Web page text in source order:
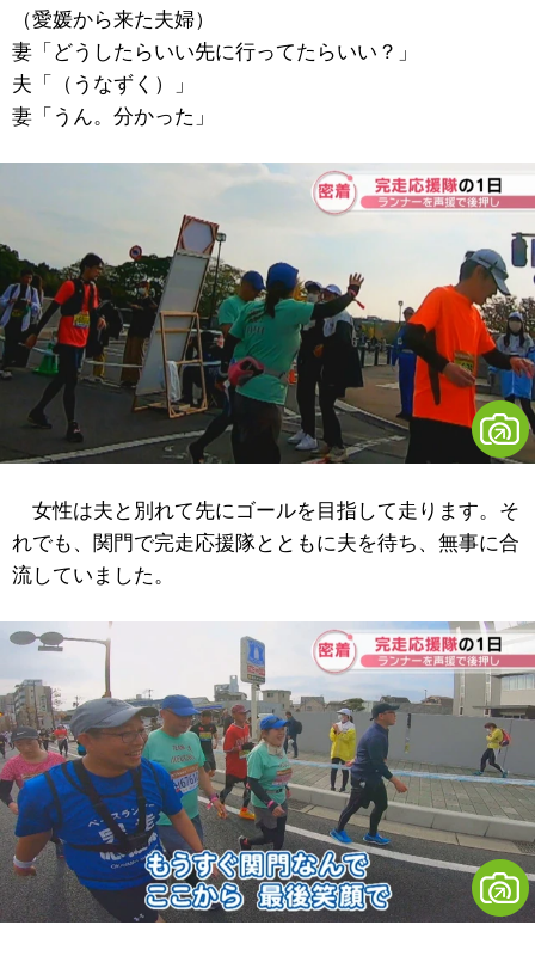
（愛媛から来た夫婦）
妻「どうしたらいい先に行ってたらいい？」
夫「（うなずく）」
妻「うん。分かった」
女性は夫と別れて先にゴールを目指して走ります。そ
れでも、関門で完走応援隊とともに夫を待ち、無事に合
流していました。